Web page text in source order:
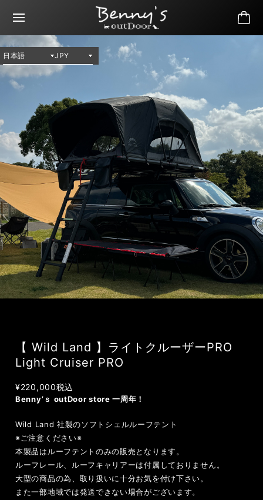
【 Wild Land 】ライトクルーザーPRO
Light Cruiser PRO
¥220,000税込
Benny’ｓ outDoor store 一周年！
Wild Land 社製のソフトシェルルーフテント
※ご注意ください※
本製品はルーフテントのみの販売となります。
ルーフレール、ルーフキャリアーは付属しておりません。
大型の商品の為、取り扱いに十分お気を付け下さい。
また一部地域では発送できない場合がございます。